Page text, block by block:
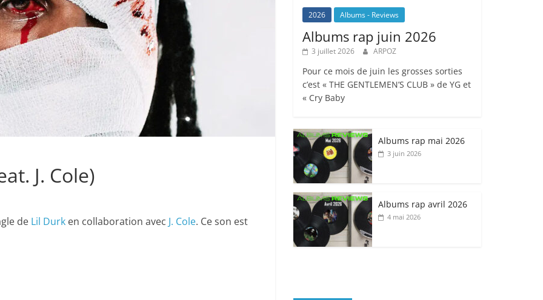
J. Cole)
de Lil Durk en collaboration avec J. Cole. Ce son est
2026 Albums - Reviews
Albums rap juin 2026
3 juillet 2026 ARPOZ
Pour ce mois de juin les grosses sorties
c’est « THE GENTLEMEN’S CLUB » de YG et
« Cry Baby
Albums rap mai 2026
3 juin 2026
Albums rap avril 2026
4 mai 2026